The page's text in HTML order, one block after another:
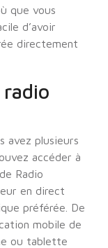
que vous
d’avoir
directement
avez plusieurs
accéder à
Radio
en direct
préférée. De
mobile de
ou tablette